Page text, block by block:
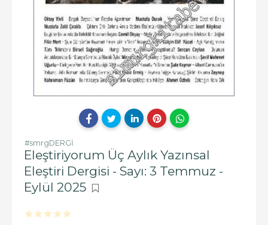
#smrgDERGİ
Eleştiriyorum Üç Aylık Yazınsal
Eleştiri Dergisi - Sayı: 3 Temmuz -
Eylül 2025